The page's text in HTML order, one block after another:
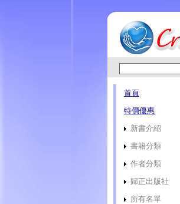
首頁
特價優惠
新書介紹
書籍分類
作者分類
歸正出版社
所有名單